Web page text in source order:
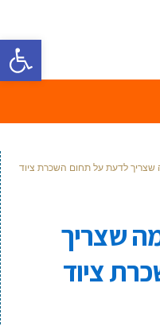
פתח
שצריך לדעת על תחום השכרת ציוד
שצריך
ציוד